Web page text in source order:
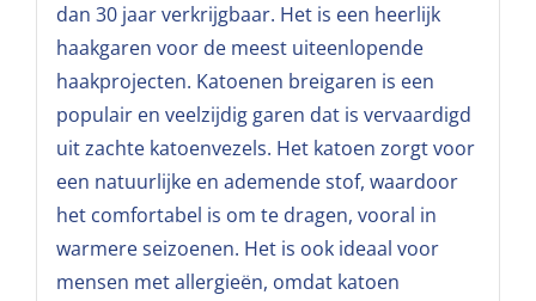
dan 30 jaar verkrijgbaar. Het is een heerlijk
haakgaren voor de meest uiteenlopende
haakprojecten. Katoenen breigaren is een
populair en veelzijdig garen dat is vervaardigd
uit zachte katoenvezels. Het katoen zorgt voor
een natuurlijke en ademende stof, waardoor
het comfortabel is om te dragen, vooral in
warmere seizoenen. Het is ook ideaal voor
mensen met allergieën, omdat katoen